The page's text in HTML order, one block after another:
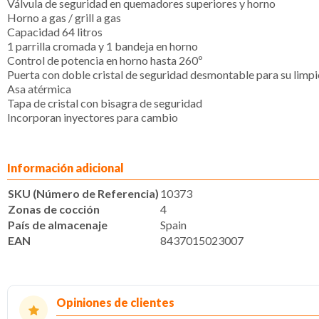
Válvula de seguridad en quemadores superiores y horno
Horno a gas / grill a gas
Capacidad 64 litros
1 parrilla cromada y 1 bandeja en horno
Control de potencia en horno hasta 260º
Puerta con doble cristal de seguridad desmontable para su
Asa atérmica
Tapa de cristal con bisagra de seguridad
Incorporan inyectores para cambio
Información adicional
SKU (Número de Referencia) 10373
Zonas de cocción
4
País de almacenaje
Spain
EAN
8437015023007
Opiniones de clientes